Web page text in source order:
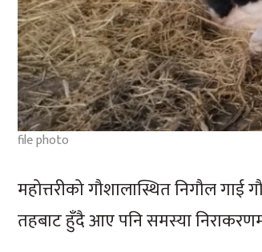
file photo
महोत्तरीको गौशालास्थित निगौल
तहबाट हुँदै आए पनि समस्या